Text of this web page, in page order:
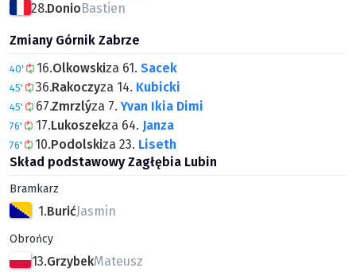
28.DonioBastien
Zmiany Górnik Zabrze
40' 16.Olkowskiza 61. Sacek
45' 36.Rakoczyza 14. Kubicki
45' 67.Zmrzlýza 7.Yvan Ikia Dimi
76' 17.Lukoszekza 64. Janza
76' 10.Podolskiza 23. Liseth
Skład podstawowy Zagłębia Lubin
Bramkarz
1.BurićJasmin
Obrońcy
13.GrzybekMateusz